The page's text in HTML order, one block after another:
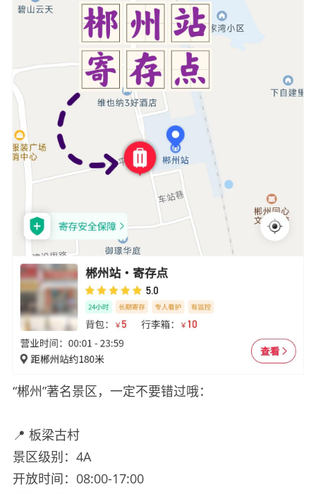
“郴州”著名景区，一定不要错过哦：
📍 板梁古村
景区级别：4A
开放时间：08:00-17:00